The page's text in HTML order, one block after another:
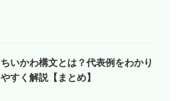
ちいかわ構文とは？代表例をわかり
やすく解説【まとめ】